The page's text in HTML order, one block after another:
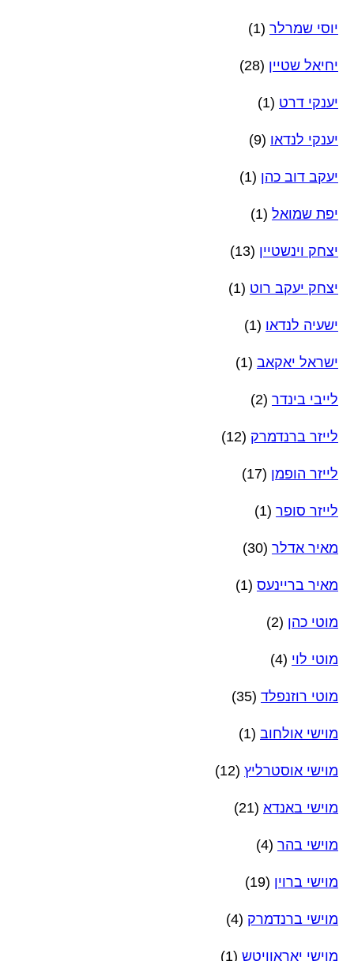
יוסי שמרלר (1)
יחיאל שטיין (28)
יענקי דרט (1)
יענקי לנדאו (9)
יעקב דוב כהן (1)
יפת שמואל (1)
יצחק וינשטיין (13)
יצחק יעקב רוט (1)
ישעיה לנדאו (1)
ישראל יאקאב (1)
לייבי בינדר (2)
לייזר ברנדמרק (12)
לייזר הופמן (17)
לייזר סופר (1)
מאיר אדלר (30)
מאיר בריינעס (1)
מוטי כהן (2)
מוטי לוי (4)
מוטי רוזנפלד (35)
מוישי אולחוב (1)
מוישי אוסטרליץ (12)
מוישי באנדא (21)
מוישי בהר (4)
מוישי ברוין (19)
מוישי ברנדמרק (4)
מוישי יאראוויטש (1)